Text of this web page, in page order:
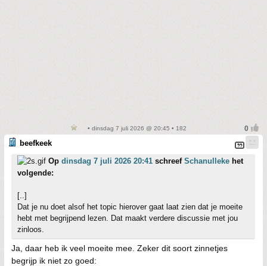
• dinsdag 7 juli 2026 @ 20:45 • 182
beefkeek
Op dinsdag 7 juli 2026 20:41 schreef Schanulleke het
volgende:
[..]
Dat je nu doet alsof het topic hierover gaat laat zien dat je moeite
hebt met begrijpend lezen. Dat maakt verdere discussie met jou
zinloos.
Ja, daar heb ik veel moeite mee. Zeker dit soort zinnetjes
begrijp ik niet zo goed: